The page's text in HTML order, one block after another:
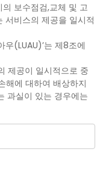
보수점검,교체 및 고
서비스의 제공을 일시적
(LUAU)’는 제8조에
제공이 일시적으로 중
해에 대하여 배상하지
과실이 있는 경우에는